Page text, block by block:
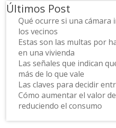
Últimos Post
Qué ocurre si una cámara
los vecinos
Estas son las multas por
en una vivienda
Las señales que indican
más de lo que vale
Las claves para decidir
Cómo aumentar el valor
reduciendo el consumo